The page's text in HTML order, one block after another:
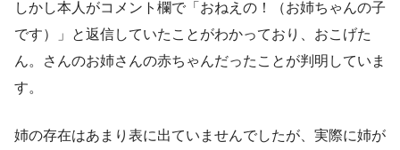
しかし本人がコメント欄で「おねえの！（お姉ちゃんの子
です）」と返信していたことがわかっており、おこげた
ん。さんのお姉さんの赤ちゃんだったことが判明していま
す。
姉の存在はあまり表に出ていませんでしたが、実際に姉が